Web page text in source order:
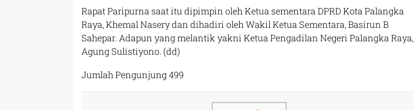
Rapat Paripurna saat itu dipimpin oleh Ketua sementara DPRD Kota Palangka
Raya, Khemal Nasery dan dihadiri oleh Wakil Ketua Sementara, Basirun B
Sahepar. Adapun yang melantik yakni Ketua Pengadilan Negeri Palangka Raya,
Agung Sulistiyono. (dd)
Jumlah Pengunjung499